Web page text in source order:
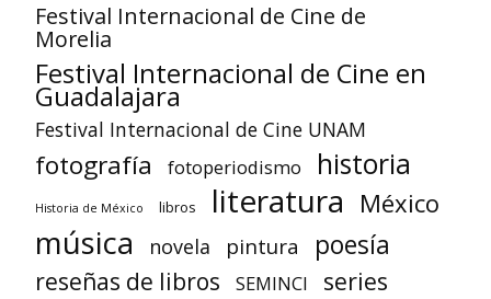
Festival Internacional de Cine de
Morelia
Festival Internacional de Cine en
Guadalajara
Festival Internacional de Cine UNAM
fotografía fotoperiodismo historia
Historia de México libros literatura México
música novela pintura poesía
reseñas de libros SEMINCI series